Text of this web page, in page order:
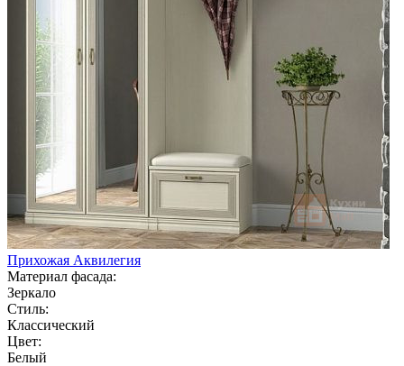
Прихожая Аквилегия
Материал фасада:
Зеркало
Стиль:
Классический
Цвет:
Белый